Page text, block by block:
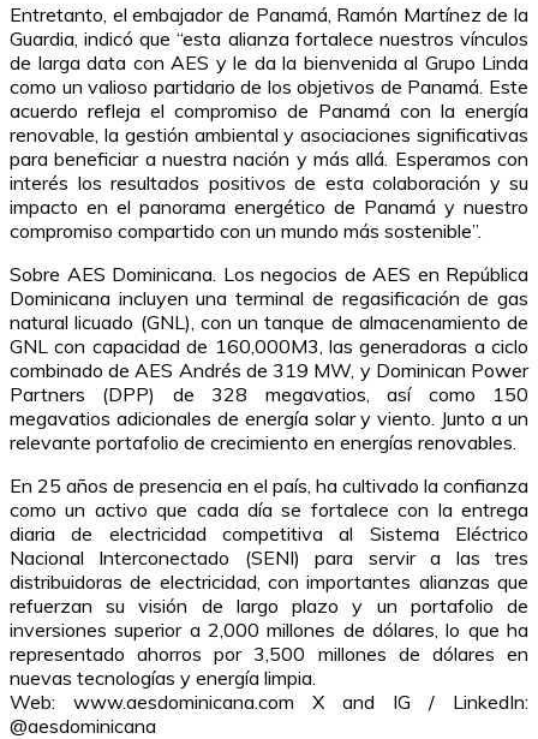
Entretanto, el embajador de Panamá, Ramón Martínez de la
Guardia, indicó que “esta alianza fortalece nuestros vínculos
de larga data con AES y le da la bienvenida al Grupo Linda
como un valioso partidario de los objetivos de Panamá. Este
acuerdo refleja el compromiso de Panamá con la energía
renovable, la gestión ambiental y asociaciones significativas
para beneficiar a nuestra nación y más allá. Esperamos con
interés los resultados positivos de esta colaboración y su
impacto en el panorama energético de Panamá y nuestro
compromiso compartido con un mundo más sostenible”.
Sobre AES Dominicana. Los negocios de AES en República
Dominicana incluyen una terminal de regasificación de gas
natural licuado (GNL), con un tanque de almacenamiento de
GNL con capacidad de 160,000M3, las generadoras a ciclo
combinado de AES Andrés de 319 MW, y Dominican Power
Partners (DPP) de 328 megavatios, así como 150
megavatios adicionales de energía solar y viento. Junto a un
relevante portafolio de crecimiento en energías renovables.
En 25 años de presencia en el país, ha cultivado la confianza
como un activo que cada día se fortalece con la entrega
diaria de electricidad competitiva al Sistema Eléctrico
Nacional Interconectado (SENI) para servir a las tres
distribuidoras de electricidad, con importantes alianzas que
refuerzan su visión de largo plazo y un portafolio de
inversiones superior a 2,000 millones de dólares, lo que ha
representado ahorros por 3,500 millones de dólares en
nuevas tecnologías y energía limpia.
Web: www.aesdominicana.com X and IG / LinkedIn:
@aesdominicana